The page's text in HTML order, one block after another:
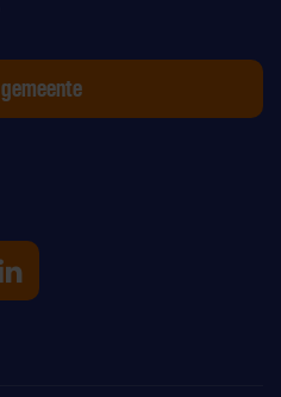
op Instagram
Sporten op Youtube
Uniek Sporten op
gemeente